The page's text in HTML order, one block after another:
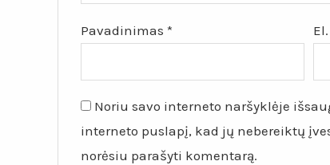
Pavadinimas*
Noriu savo interneto naršyklėje
interneto puslapį, kad jų nebereiktų
norėsiu parašyti komentarą.